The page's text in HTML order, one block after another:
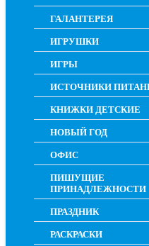
ГАЛАНТЕРЕЯ
ИГРУШКИ
ИГРЫ
ИСТОЧНИКИ
КНИЖКИ ДЕТСКИЕ
НОВЫЙ ГОД
ОФИС
ПИШУЩИЕ
ПРИНАДЛЕЖНОСТИ
ПРАЗДНИК
РАСКРАСКИ